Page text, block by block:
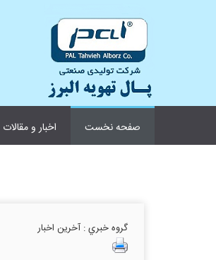
صفحه نخست اخبار و مقالات
گروه خبري : آخرین اخبار